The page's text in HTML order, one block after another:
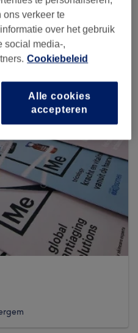
ons verkeer te
over het gebruik
social media-,
Cookiebeleid
Alle cookies
accepteren